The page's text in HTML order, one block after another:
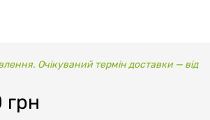
Очікуваний термін доставки — від